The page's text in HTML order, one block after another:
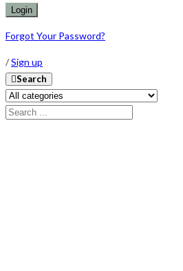
Forgot Your Password?
/Sign up
Search